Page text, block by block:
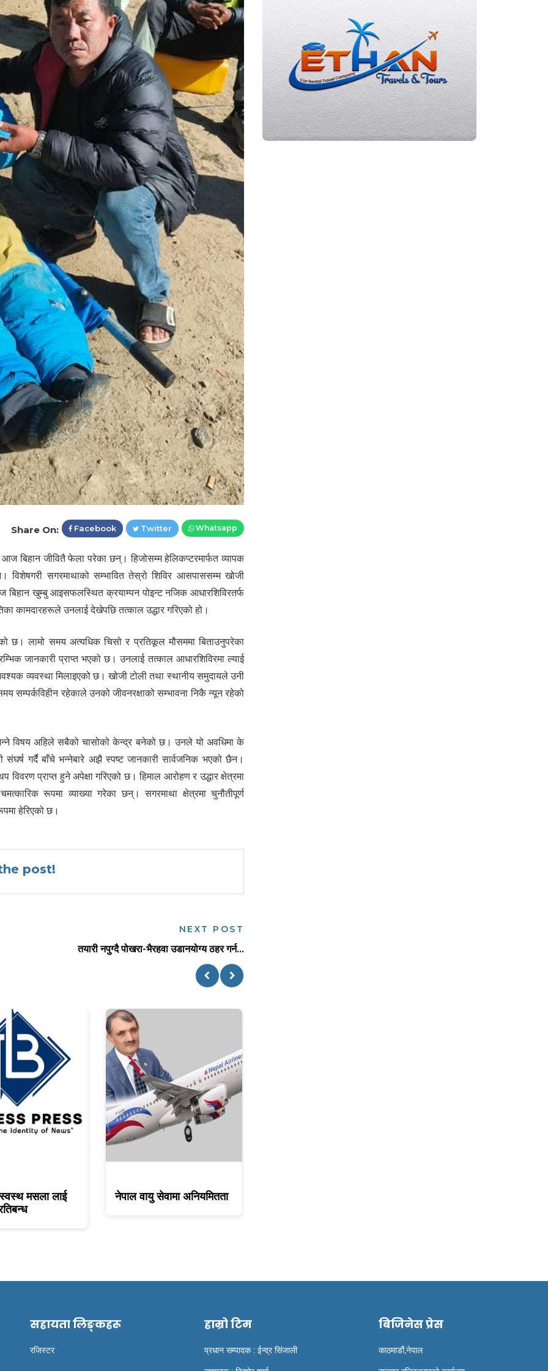
Share On: Facebook Twitter Whatsapp
आज बिहान जीवितै फेला परेका छन्। हिजोसम्म हेलिकप्टरमार्फत व्यापक
विशेषगरी सगरमाथाको सम्भावित तेस्रो शिविर आसपाससम्म खोजी
बिहान खुम्बु आइसफलस्थित क्रयाम्पन पोइन्ट नजिक आधारशिविरतर्फ
कामदारहरूले उनलाई देखेपछि तत्काल उद्धार गरिएको हो।
छ। लामो समय अत्यधिक चिसो र प्रतिकूल मौसममा बिताउनुपरेका
जानकारी प्राप्त भएको छ। उनलाई तत्काल आधारशिविरमा ल्याई
व्यवस्था मिलाइएको छ। खोजी टोली तथा स्थानीय समुदायले उनी
सम्पर्कविहीन रहेकाले उनको जीवनरक्षाको सम्भावना निकै न्यून रहेको
विषय अहिले सबैको चासोको केन्द्र बनेको छ। उनले यो अवधिमा के
गर्दै बाँचे भन्नेबारे अझै स्पष्ट जानकारी सार्वजनिक भएको छैन।
प्राप्त हुने अपेक्षा गरिएको छ। हिमाल आरोहण र उद्धार क्षेत्रमा
रूपमा व्याख्या गरेका छन्। सगरमाथा क्षेत्रमा चुनौतीपूर्ण
हेरिएको छ।
post!
NEXT POST
तयारी नपुग्दै पोखरा-भैरहवा उडानयोग्य ठहर गर्न...
वायु सेवामा अनियमितता एभरेस्ट होटेल ले ईआईए वुझायो
सहायता लिङ्कहरू
रजिस्टर
हाम्रो टिम
प्रधान सम्पादक : ईन्द्र सिंजाली
बिजिनेस प्रेस
काठमाडौं,नेपाल